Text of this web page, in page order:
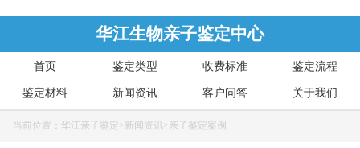
华江生物亲子鉴定中心
首页 鉴定类型 收费标准 鉴定流程
鉴定材料 新闻资讯 客户问答 关于我们
当前位置： 华江亲子鉴定 >新闻资讯 >亲子鉴定案例